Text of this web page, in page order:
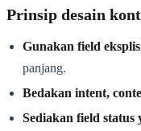
Prinsip desain
Gunakan field
panjang.
Bedakan intent,
Sediakan field status